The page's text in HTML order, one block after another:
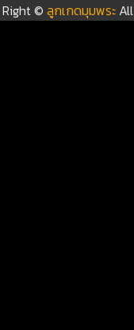
Right ©ลูกเกดมุมพระ